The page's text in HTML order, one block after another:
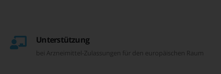
Unterstützung
bei Arzneimittel-Zulassungen für den europäischen Raum